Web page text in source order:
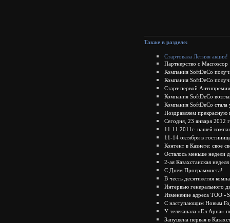
Также в разделе:
Стартовала Летняя акция!
Партнерство с Macroscop
Компания SoftDeCo
Компания SoftDeCo
Старт первой
Компания SoftDeCo
Компания SoftDeCo
Поздравляем
Сегодня, 23 января 2012
11.11.2011г. нашей
11-14 октября в
Контент в Казнете: свое
Осталось меньше недели
2-ая Казахстанская
С Днем Программиста!
В честь десятилетия
Интервью генерального
Изменение адреса ТОО
С наступающим Новым
У телеканала «Ел Арна»
Запущена первая в